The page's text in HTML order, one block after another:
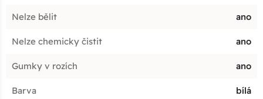
Nelze bělit ano
Nelze chemicky čistit ano
Gumky v rozích ano
Barva bílá